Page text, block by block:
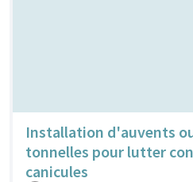
Installation d'auvents
tonnelles pour lutter
canicules